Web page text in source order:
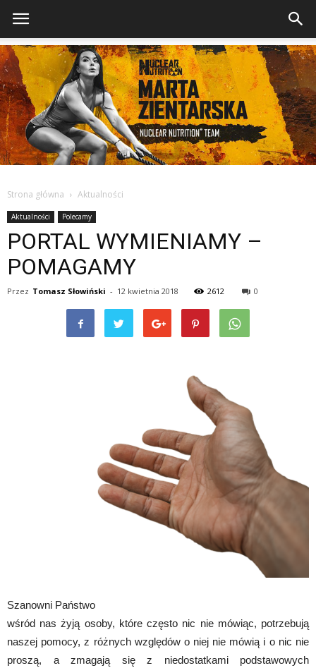
Strona główna Aktualności
Aktualności Polecamy
PORTAL WYMIENIAMY –
POMAGAMY
Przez Tomasz Słowiński - 12 kwietnia 2018 2612 0
Szanowni Państwo
wśród nas żyją osoby, które często nic nie mówiąc, potrzebują
naszej pomocy, z różnych względów o niej nie mówią i o nic nie
proszą, a zmagają się z niedostatkami podstawowych